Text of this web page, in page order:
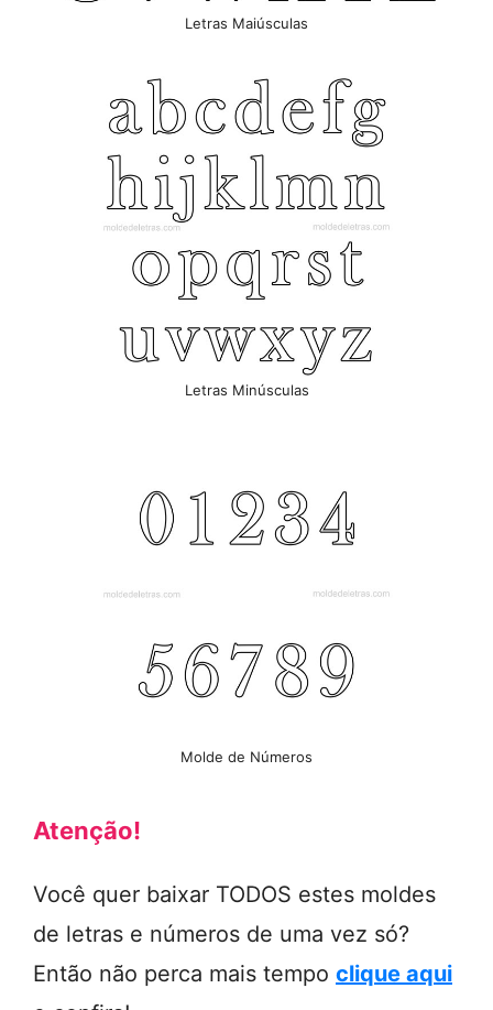
Letras Maiúsculas
Letras Minúsculas
Molde de Números
Atenção!
Você quer baixar TODOS estes moldes
de letras e números de uma vez só?
Então não perca mais tempo clique aqui